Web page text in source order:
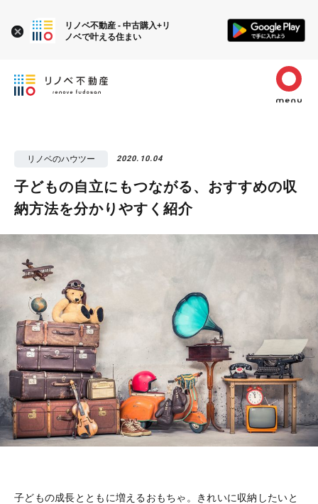
リノベのハウツー 2020.10.04
子どもの自立にもつながる、おすすめの収
納方法を分かりやすく紹介
子どもの成長とともに増えるおもちゃ。きれいに収納したいと
リノベ不動産 - 中古購入+リ
ノベで叶える住まい